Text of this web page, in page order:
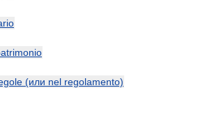
(или nel regolamento)